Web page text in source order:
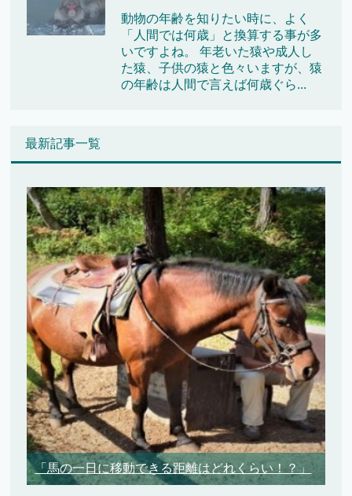
動物の年齢を知りたい時に、よく
「人間では何歳」と換算する事が多
いですよね。 年老いた猿や成人し
た猿、子供の猿と色々いますが、猿
の年齢は人間で言えば何歳ぐら...
最新記事一覧
「馬の一日に移動できる距離はどれくらい！？」